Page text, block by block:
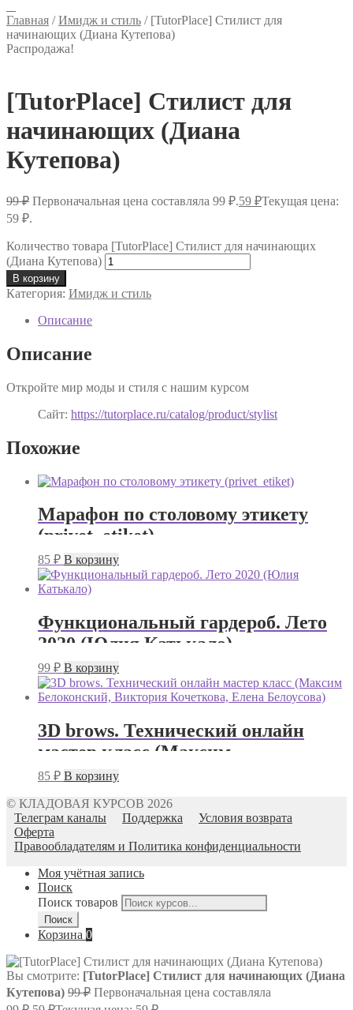
Главная /Имидж и стиль / [TutorPlace] Стилист для
начинающих (Диана Кутепова)
Распродажа!
[TutorPlace] Стилист для
начинающих (Диана
Кутепова)
99₽ Первоначальная цена составляла 99 ₽.59 ₽Текущая цена:
59 ₽.
Количество товара [TutorPlace] Стилист для начинающих
(Диана Кутепова)
В корзину
Категория: Имидж и стиль
Описание
Описание
Откройте мир моды и стиля с нашим курсом
Сайт: https://tutorplace.ru/catalog/product/stylist
Похожие
Марафон по столовому этикету
(privet_etiket)
85 ₽ В корзину
Функциональный гардероб. Лето
2020 (Юлия Катькало)
99 ₽ В корзину
3D brows. Технический онлайн
мастер класс (Максим
Белоконский, Виктория Кочеткова,
Елена Белоусова)
85 ₽ В корзину
© КЛАДОВАЯ КУРСОВ 2026
Телеграм каналы
Поддержка
Условия возврата
Оферта
Правообладателям и Политика конфиденциальности
Моя учётная запись
Поиск
Поиск товаров
Поиск
Корзина 0
Вы смотрите: [TutorPlace] Стилист для начинающих (Диана
Кутепова) 99₽ Первоначальная цена составляла